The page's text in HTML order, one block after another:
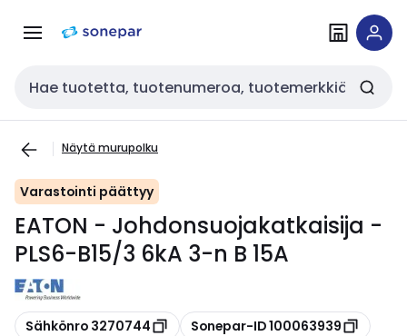
navigointiinsisältöön
Haku
Näytä murupolku
Varastointi päättyy
EATON - Johdonsuojakatkaisija -
PLS6-B15/3 6kA 3-n B 15A
Kopioi
Sähkönro 3270744 Kopioi
Sonepar-ID 100063939